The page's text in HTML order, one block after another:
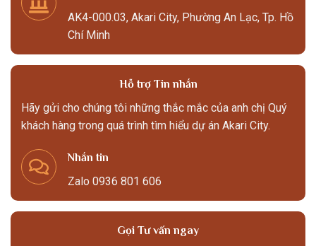
AK4-000.03, Akari City, Phường An Lạc, Tp. Hồ
Chí Minh
Hỗ trợ Tin nhắn
Hãy gửi cho chúng tôi những thắc mắc của anh chị Quý
khách hàng trong quá trình tìm hiểu dự án Akari City.
Nhắn tin
Zalo 0936 801 606
Gọi Tư vấn ngay